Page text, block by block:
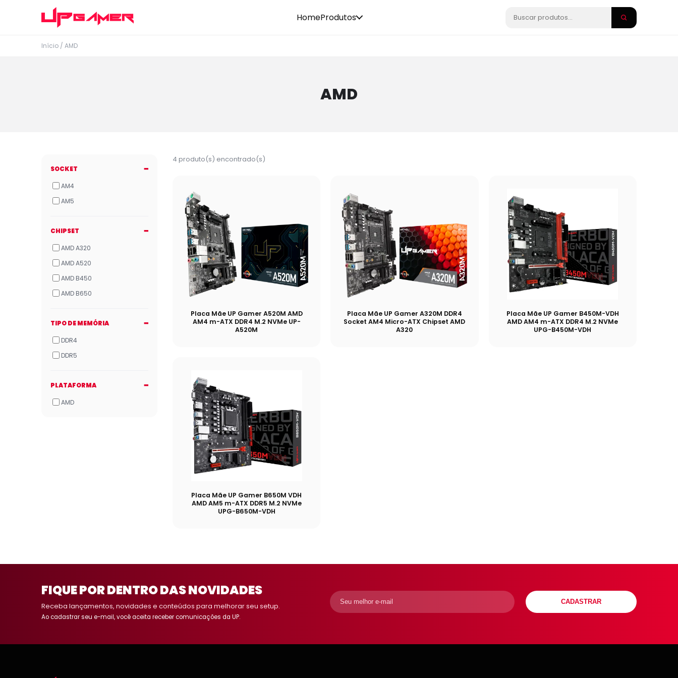
HomeProdutos
Início / AMD
AMD
SOCKET
AM4
AM5
CHIPSET
AMD A320
AMD A520
AMD B450
AMD B650
TIPO DE MEMÓRIA
DDR4
DDR5
PLATAFORMA
AMD
4 produto(s) encontrado(s)
Placa Mãe UP Gamer A520M AMD
AM4 m-ATX DDR4 M.2 NVMe UP-
A520M
Placa Mãe UP Gamer A320M DDR4
Socket AM4 Micro-ATX Chipset AMD
A320
Placa Mãe UP Gamer B450M-VDH
AMD AM4 m-ATX DDR4 M.2 NVMe
UPG-B450M-VDH
Placa Mãe UP Gamer B650M VDH
AMD AM5 m-ATX DDR5 M.2 NVMe
UPG-B650M-VDH
FIQUE POR DENTRO DAS NOVIDADES
Receba lançamentos, novidades e conteúdos para melhorar seu setup.
Ao cadastrar seu e-mail, você aceita receber comunicações da UP.
CADASTRAR